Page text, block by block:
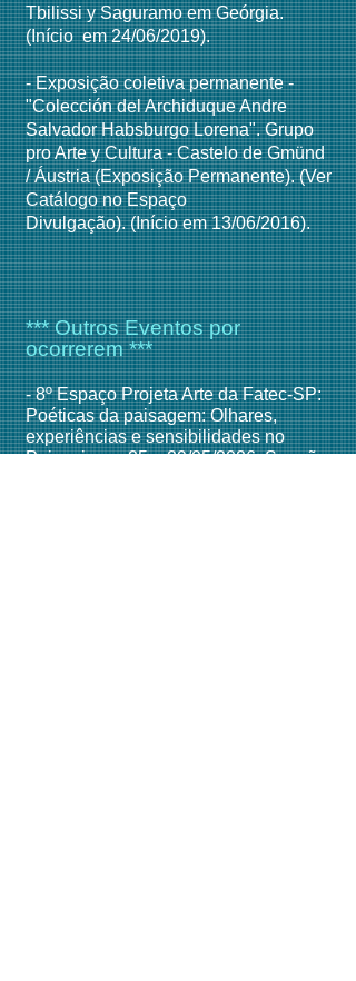
Tbilissi y Saguramo em Geórgia.
(Início em 24/06/2019).​
​- Exposição coletiva permanente -
"Colección del Archiduque Andre
Salvador Habsburgo Lorena". Grupo
pro Arte y Cultura - Castelo de Gmünd
/ Áustria (Exposição Permanente). (Ver
Catálogo no Espaço
Divulgação).(Início em 13/06/2016).
*** Outros Eventos por
ocorrerem ***
- 8º Espaço Projeta Arte da Fatec-SP:
Poéticas da paisagem: Olhares,
experiências e sensibilidades no
Paisagismo. 25 a 29/05/2026. Saguão